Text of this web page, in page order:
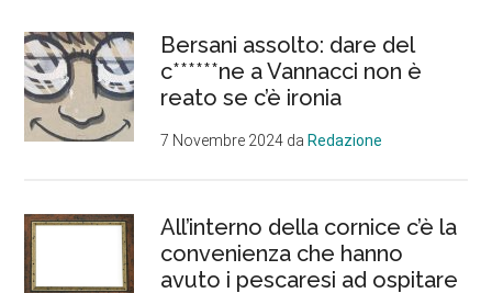
Bersani assolto: dare del
c******ne a Vannacci non è
reato se c’è ironia
7 Novembre 2024 daRedazione
All’interno della cornice c’è la
convenienza che hanno
avuto i pescaresi ad ospitare